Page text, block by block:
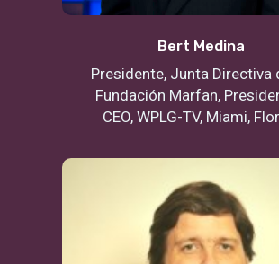
Bert Medina
Presidente, Junta Directiva
Fundación Marfan,
CEO, WPLG-TV, Miami,